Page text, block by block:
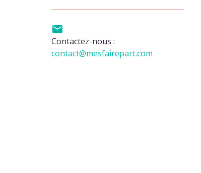

Contactez-nous :
contact@mesfairepart.com